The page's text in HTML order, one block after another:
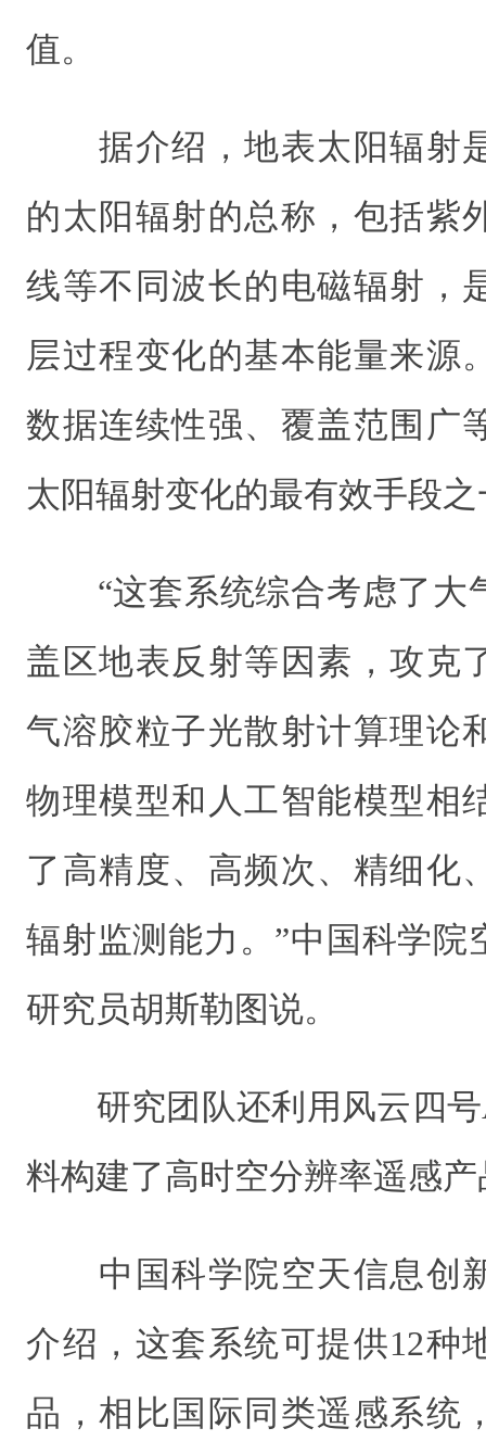
值。
据介绍，地表太阳辐射
的太阳辐射的总称，包括紫
线等不同波长的电磁辐射，
层过程变化的基本能量来源
数据连续性强、覆盖范围广
太阳辐射变化的最有效手段
“这套系统综合考虑了大
盖区地表反射等因素，攻克
气溶胶粒子光散射计算理论
物理模型和人工智能模型相
了高精度、高频次、精细化
辐射监测能力。”中国科学院
研究员胡斯勒图说。
研究团队还利用风云四号
料构建了高时空分辨率遥感
中国科学院空天信息创
介绍，这套系统可提供12种
品，相比国际同类遥感系统